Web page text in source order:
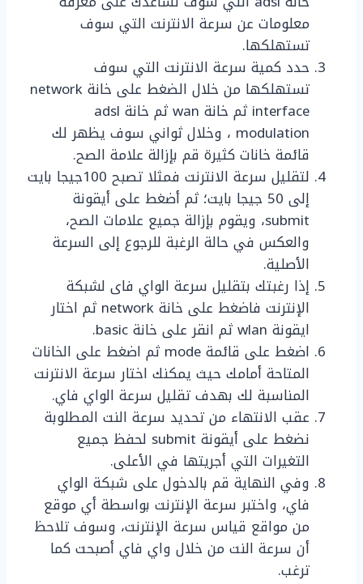
معلومات عن سرعة الانترنت التي سوف
تستهلكها.
حدد كمية سرعة الانترنت التي سوف
تستهلكها من خلال الضغط على خانة network
interface ثم خانة wan ثم خانة adsl
modulation ، وخلال ثواني سوف يظهر لك
قائمة خانات كثيرة قم بإزالة علامة الصح.
لتقليل سرعة الانترنت فمثلا تصبح 100جيجا بايت
إلى 50 جيجا بايت؛ ثم أضغط على أيقونة
submit، ويقوم بإزالة جميع علامات الصح،
والعكس في حالة الرغبة للرجوع إلى السرعة
الأصلية.
إذا رغبتك بتقليل سرعة الواي فاى لشبكة
الإنترنت فاضغط على خانة network ثم اختار
ايقونة wlan ثم انقر على خانة basic.
اضغط على قائمة mode ثم اضغط على الخانات
المتاحة أمامك حيث يمكنك اختار سرعة الانترنت
المناسبة لك بهدف تقليل سرعة الواي فاي.
عقب الانتهاء من تحديد سرعة النت المطلوبة
نضغط على أيقونة submit لحفظ جميع
التغيرات التي أجريتها في الأعلى.
وفي النهاية قم بالدخول على شبكة الواي
فاي، واختبر سرعة الإنترنت بواسطة أي موقع
من مواقع قياس سرعة الإنترنت، وسوف تلاحظ
أن سرعة النت من خلال واي فاي أصبحت كما
ترغب.